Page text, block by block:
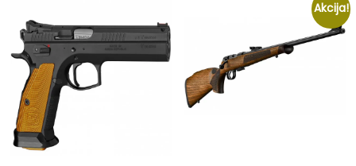
Akcija!